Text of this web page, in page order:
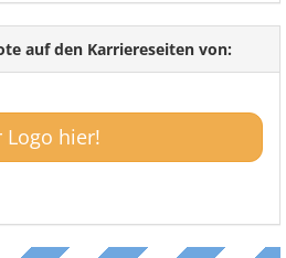
auf den Karriereseiten von:
Logo hier!